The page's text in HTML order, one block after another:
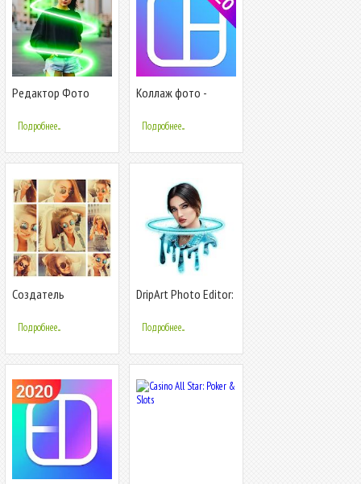
Редактор Фото
Фотоколлажей
Стикеров
Подробнее...
Коллаж фото -
редактор фото
Подробнее...
Cоздатель
редактор фото,
Фото коллаж
Подробнее...
DripArt Photo Editor:
фото коллаж
Подробнее...